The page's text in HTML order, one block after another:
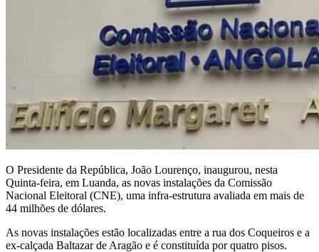
O Presidente da República, João Lourenço, inaugurou, nesta
Quinta-feira, em Luanda, as novas instalações da Comissão
Nacional Eleitoral (CNE), uma infra-estrutura avaliada em mais de
44 milhões de dólares.
As novas instalações estão localizadas entre a rua dos Coqueiros e a
ex-calçada Baltazar de Aragão e é constituída por quatro pisos.